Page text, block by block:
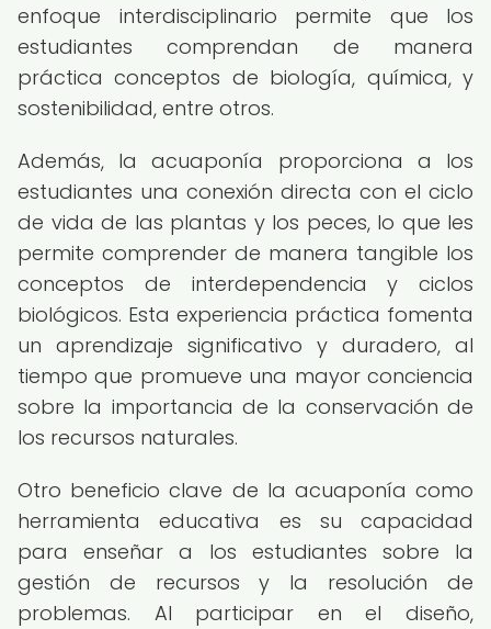
enfoque interdisciplinario permite que los
estudiantes comprendan de manera
práctica conceptos de biología, química, y
sostenibilidad, entre otros.
Además, la acuaponía proporciona a los
estudiantes una conexión directa con el ciclo
de vida de las plantas y los peces, lo que les
permite comprender de manera tangible los
conceptos de interdependencia y ciclos
biológicos. Esta experiencia práctica fomenta
un aprendizaje significativo y duradero, al
tiempo que promueve una mayor conciencia
sobre la importancia de la conservación de
los recursos naturales.
Otro beneficio clave de la acuaponía como
herramienta educativa es su capacidad
para enseñar a los estudiantes sobre la
gestión de recursos y la resolución de
problemas. Al participar en el diseño,